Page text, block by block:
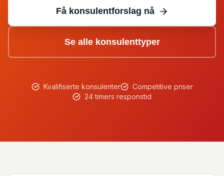
Få konsulentforslag nå
Se alle konsulenttyper
Kvalifiserte konsulenter
Competitive priser
24 timers responstid